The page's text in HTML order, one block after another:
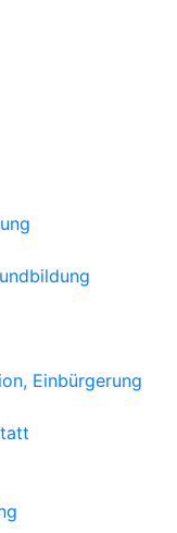
Einbürgerung